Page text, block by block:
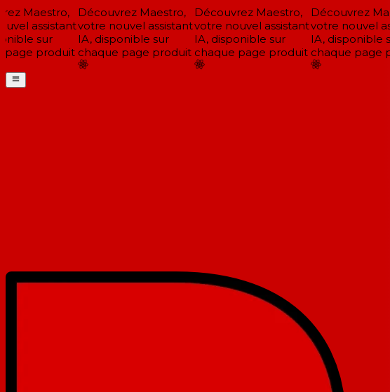
Maestro,
assistant
sur
produit
Découvrez Maestro,
votre nouvel assistant
IA, disponible sur
chaque page produit
Découvrez Maestro,
votre nouvel assistant
IA, disponible sur
chaque page produit
Découvrez
votre nouvel
IA, disponible
chaque page